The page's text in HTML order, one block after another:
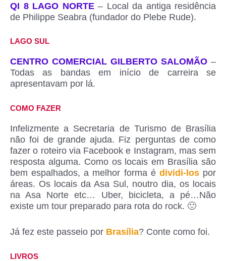
QI 8 LAGO NORTE– Local da antiga residência
de Philippe Seabra (fundador do Plebe Rude).
LAGO SUL
CENTRO COMERCIAL GILBERTO SALOMÃO –
Todas as bandas em início de carreira se
apresentavam por lá.
COMO FAZER
Infelizmente a Secretaria de Turismo de Brasília
não foi de grande ajuda. Fiz perguntas de como
fazer o roteiro via Facebook e Instagram, mas sem
resposta alguma. Como os locais em Brasília são
bem espalhados, a melhor forma é dividi-lospor
áreas. Os locais da Asa Sul, noutro dia, os locais
na Asa Norte etc… Uber, bicicleta, a pé…Não
existe um tour preparado para rota do rock. 🙁
Já fez este passeio por Brasília? Conte como foi.
LIVROS